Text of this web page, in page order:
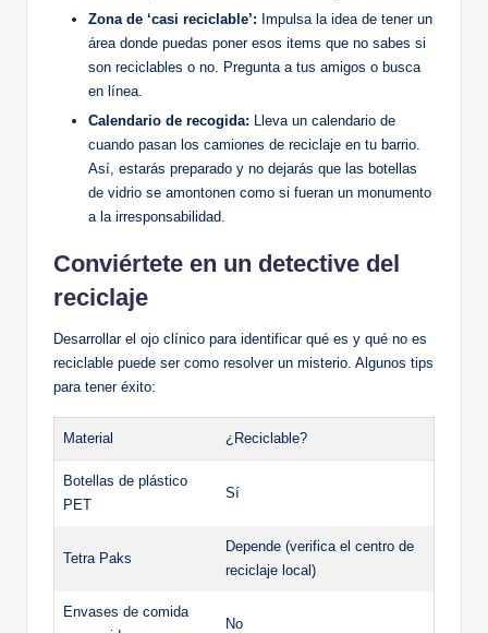
Zona de ‘casi reciclable’: Impulsa la idea de tener un
área donde puedas poner esos items que no sabes si
son reciclables o no. Pregunta a tus amigos o busca
en línea.
Calendario de recogida: Lleva un calendario de
cuando pasan los camiones de reciclaje en tu barrio.
Así, estarás preparado y no dejarás que las botellas
de vidrio se amontonen como si fueran un monumento
a la irresponsabilidad.
Conviértete en un detective del
reciclaje
Desarrollar el ojo clínico para identificar qué es y qué no es
reciclable puede ser como resolver un misterio. Algunos tips
para tener éxito:
Material ¿Reciclable?
Botellas de plástico
PET
Sí
Tetra Paks
Depende (verifica el centro de
reciclaje local)
Envases de comida
No